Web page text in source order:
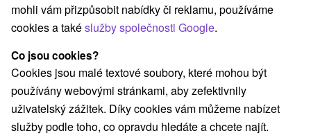
REZERVACE A VÝBĚR POBYTU
Kontaktujte přímo ubytovatele.
Navigovat do místa
O ZAŘÍZENÍ VYBAVENÍ
mohli vám přizpůsobit nabídky či reklamu, používáme
cookies a takéslužby společnosti Google.
Co jsou cookies?
Cookies jsou malé textové soubory, které mohou být
používány webovými stránkami, aby zefektivnily
uživatelský zážitek. Díky cookies vám můžeme nabízet
služby podle toho, co opravdu hledáte a chcete najít.